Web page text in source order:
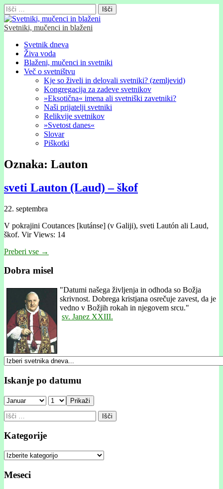
Išči:
Svetniki, mučenci in blaženi
Glavni
meni
Skip
content
Svetnik dneva
Živa voda
Blaženi, mučenci in svetniki
Več o svetništvu
Kje so živeli in delovali svetniki? (zemljevid)
Kongregacija za zadeve svetnikov
»Eksotična« imena ali svetniški zavetniki?
Naši prijatelji svetniki
Relikvije svetnikov
»Svetost danes«
Slovar
Piškotki
Oznaka: Lauton
sveti Lauton (Laud) – škof
22. septembra
V pokrajini Coutances [kutánse] (v Galiji), sveti Lautón ali Laud,
škof. Vir Views: 14
Preberi vse →
Dobra misel
"Datumi našega življenja in odhoda so Božja
skrivnost. Dobrega kristjana osrečuje zavest, da je
vedno v Božjih rokah in njegovem srcu."
sv. Janez XXIII.
Iskanje po datumu
Prikaži
Išči:
Kategorije
Kategorije
Meseci